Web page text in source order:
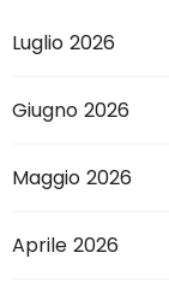
Luglio 2026
Giugno 2026
Maggio 2026
Aprile 2026